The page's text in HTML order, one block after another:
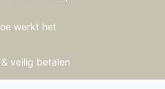
werkt het
& veilig betalen